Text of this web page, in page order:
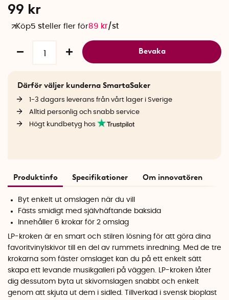
99 kr
Köp5 steller fler för89 kr/st
Bevaka
Därför väljer kunderna SmartaSaker
1-3 dagars leverans från vårt lager i Sverige
Alltid personlig och snabb service
Högt kundbetyg hos
Produktinfo Specifikationer Om innovatören
Byt enkelt ut omslagen när du vill
Fästs smidigt med självhäftande baksida
Innehåller 6 krokar för 2 omslag
LP-kroken är en smart och stilren lösning för att göra dina
favoritvinylskivor till en del av rummets inredning. Med de tre
krokarna som fäster omslaget kan du på ett enkelt sätt
skapa ett levande musikgalleri på väggen. LP-kroken låter
dig dessutom byta ut skivomslagen snabbt och enkelt
genom att skjuta ut dem i sidled. Tillverkad i svensk bioplast